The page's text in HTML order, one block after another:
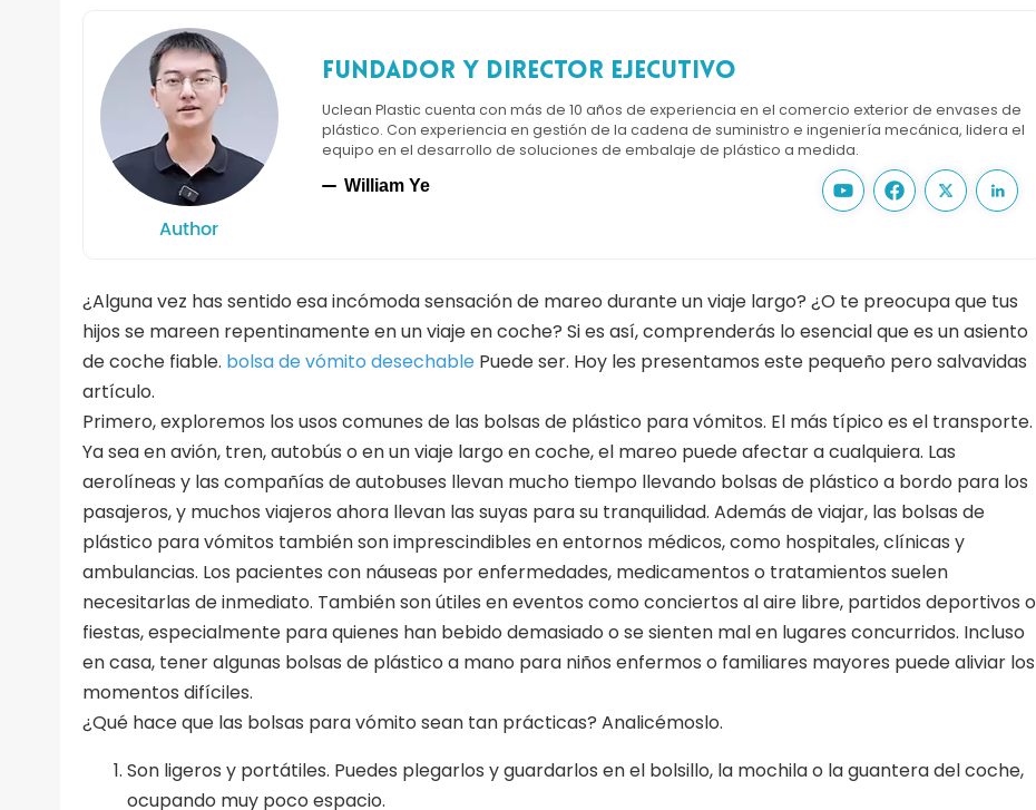
Author
Fundador y director ejecutivo
Uclean Plastic cuenta con más de 10 años de experiencia en el comercio exterior de envases de
plástico. Con experiencia en gestión de la cadena de suministro e ingeniería mecánica, lidera el
equipo en el desarrollo de soluciones de embalaje de plástico a medida.
William Ye
¿Alguna vez has sentido esa incómoda sensación de mareo durante un viaje largo? ¿O te preocupa que tus
hijos se mareen repentinamente en un viaje en coche? Si es así, comprenderás lo esencial que es un asiento
de coche fiable. bolsa de vómito desechablePuede ser. Hoy les presentamos este pequeño pero salvavidas
artículo.
Primero, exploremos los usos comunes de las bolsas de plástico para vómitos. El más típico es el transporte.
Ya sea en avión, tren, autobús o en un viaje largo en coche, el mareo puede afectar a cualquiera. Las
aerolíneas y las compañías de autobuses llevan mucho tiempo llevando bolsas de plástico a bordo para los
pasajeros, y muchos viajeros ahora llevan las suyas para su tranquilidad. Además de viajar, las bolsas de
plástico para vómitos también son imprescindibles en entornos médicos, como hospitales, clínicas y
ambulancias. Los pacientes con náuseas por enfermedades, medicamentos o tratamientos suelen
necesitarlas de inmediato. También son útiles en eventos como conciertos al aire libre, partidos deportivos o
fiestas, especialmente para quienes han bebido demasiado o se sienten mal en lugares concurridos. Incluso
en casa, tener algunas bolsas de plástico a mano para niños enfermos o familiares mayores puede aliviar los
momentos difíciles.
¿Qué hace que las bolsas para vómito sean tan prácticas? Analicémoslo.
Son ligeros y portátiles. Puedes plegarlos y guardarlos en el bolsillo, la mochila o la guantera del coche,
ocupando muy poco espacio.